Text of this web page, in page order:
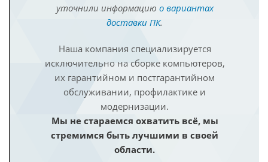
уточнили информацию о вариантах
доставки ПК.
Наша компания специализируется
исключительно на сборке компьютеров,
их гарантийном и постгарантийном
обслуживании, профилактике и
модернизации.
Мы не стараемся охватить всё, мы
стремимся быть лучшими в своей
области.